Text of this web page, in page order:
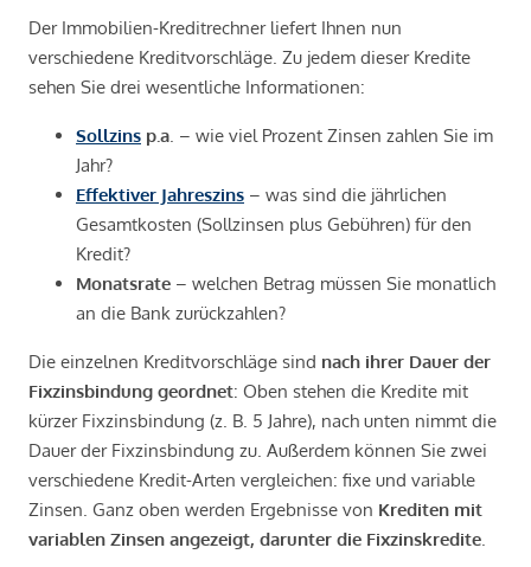
Der Immobilien-Kreditrechner liefert Ihnen nun
verschiedene Kreditvorschläge. Zu jedem dieser Kredite
sehen Sie drei wesentliche Informationen:
Sollzins p.a . – wie viel Prozent Zinsen zahlen Sie im
Jahr?
Effektiver Jahreszins – was sind die jährlichen
Gesamtkosten (Sollzinsen plus Gebühren) für den
Kredit?
Monatsrate – welchen Betrag müssen Sie monatlich
an die Bank zurückzahlen?
Die einzelnen Kreditvorschläge sind nach ihrer Dauer der
Fixzinsbindung geordnet: Oben stehen die Kredite mit
kürzer Fixzinsbindung (z. B. 5 Jahre), nach unten nimmt die
Dauer der Fixzinsbindung zu. Außerdem können Sie zwei
verschiedene Kredit-Arten vergleichen: fixe und variable
Zinsen. Ganz oben werden Ergebnisse von Krediten mit
variablen Zinsen angezeigt, darunter die Fixzinskredite